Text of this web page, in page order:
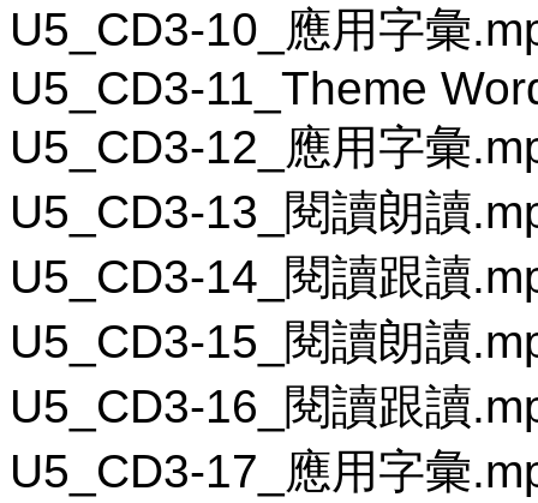
U5_CD3-10_應用字彙
U5_CD3-11_Theme
U5_CD3-12_應用字彙
U5_CD3-13_閱讀朗讀
U5_CD3-14_閱讀跟讀
U5_CD3-15_閱讀朗讀
U5_CD3-16_閱讀跟讀
U5_CD3-17_應用字彙